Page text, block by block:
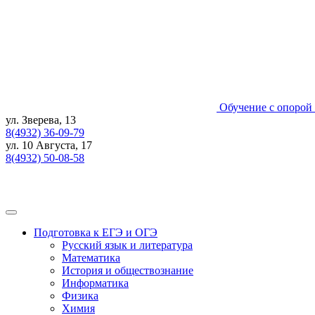
Обучение с опорой
ул. Зверева, 13
8(4932) 36-09-79
ул. 10 Августа, 17
8(4932) 50-08-58
Подготовка к ЕГЭ и ОГЭ
Русский язык и литература
Математика
История и обществознание
Информатика
Физика
Химия